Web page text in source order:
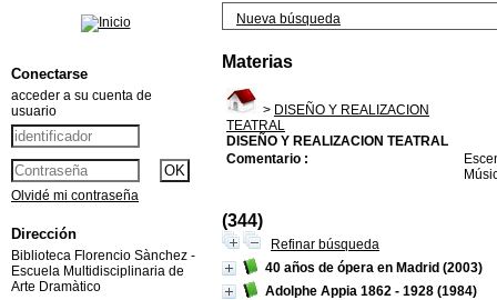
Nueva búsqueda
Materias
> DISEÑO Y REALIZACION
TEATRAL
DISEÑO Y REALIZACION TEATRAL
Comentario :
(344)
Refinar búsqueda
40 años de ópera en Madrid (2003)
Adolphe Appia 1862 - 1928 (1984)
Conectarse
acceder a su cuenta de
usuario
Olvidé mi contraseña
Dirección
Biblioteca Florencio Sànchez -
Escuela Multidisciplinaria de
Arte Dramàtico